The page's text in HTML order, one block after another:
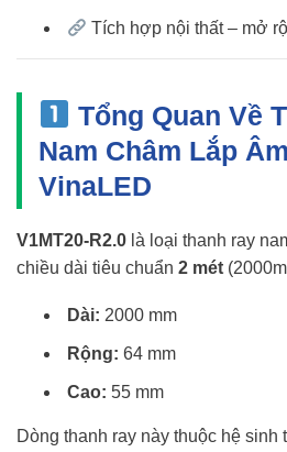
Tích hợp nội thất – mở
Tổng Quan Về
Nam Châm Lắp
VinaLED
V1MT20-R2.0 là loại thanh ray
chiều dài tiêu chuẩn 2 mét
Dài: 2000 mm
Rộng: 64 mm
Cao: 55 mm
Dòng thanh ray này thuộc hệ sinh